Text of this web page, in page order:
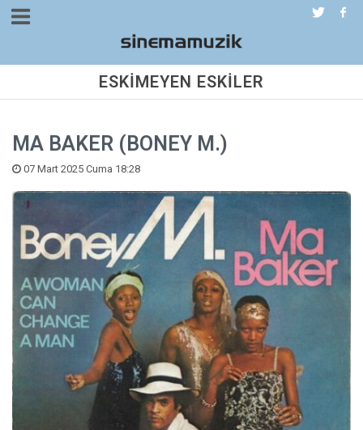
ESKİMEYEN ESKİLER
MA BAKER (BONEY M.)
07 Mart 2025 Cuma 18:28